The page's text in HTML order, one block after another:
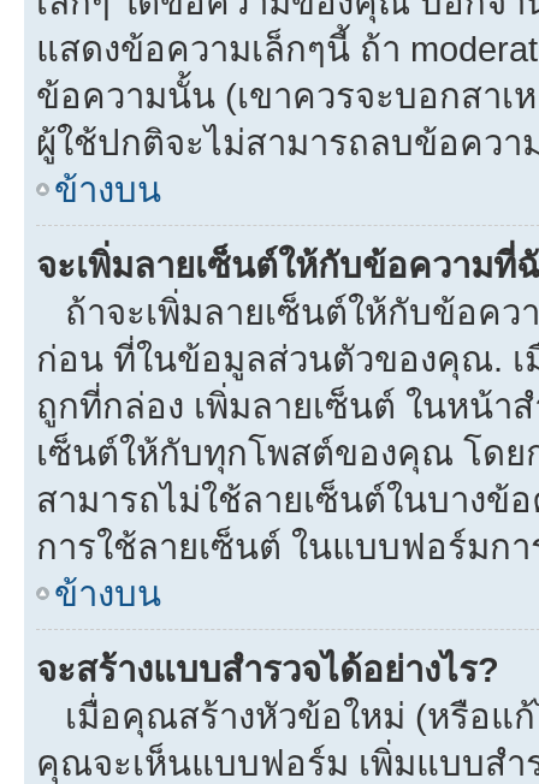
แสดงข้อความเล็กๆนี้ ถ้า
ข้อความนั้น (เขาควรจะบอกสา
ผู้ใช้ปกติจะไม่สามารถลบข้อคว
ข้างบน
จะเพิ่มลายเซ็นต์ให้กับข้อความที่
ถ้าจะเพิ่มลายเซ็นต์ให้กับข้อค
ก่อน ที่ในข้อมูลส่วนตัวของคุณ.
ถูกที่กล่อง เพิ่มลายเซ็นต์ ในหน้า
เซ็นต์ให้กับทุกโพสต์ของคุณ โด
สามารถไม่ใช้ลายเซ็นต์ในบางข้
การใช้ลายเซ็นต์ ในแบบฟอร์มก
ข้างบน
จะสร้างแบบสำรวจได้อย่างไร?
เมื่อคุณสร้างหัวข้อใหม่ (หรือแ
คุณจะเห็นแบบฟอร์ม เพิ่มแบบส